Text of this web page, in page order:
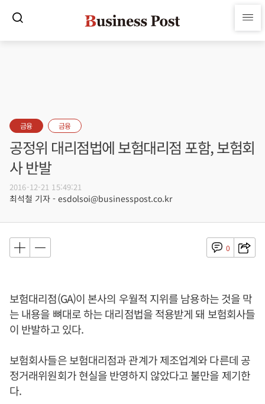
금융 금융
공정위 대리점법에 보험대리점 포함, 보험회
사 반발
2016-12-21 15:49:21
최석철 기자 - esdolsoi@businesspost.co.kr
0
보험대리점(GA)이 본사의 우월적 지위를 남용하는 것을 막
는 내용을 뼈대로 하는 대리점법을 적용받게 돼 보험회사들
이 반발하고 있다.
보험회사들은 보험대리점과 관계가 제조업계와 다른데 공
정거래위원회가 현실을 반영하지 않았다고 불만을 제기한
다.